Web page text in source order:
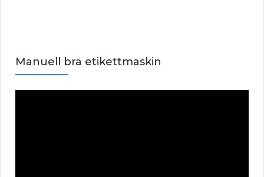
Manuell bra etikettmaskin